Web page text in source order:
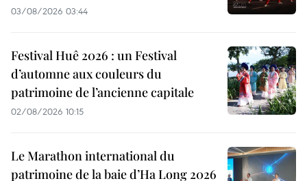
03/08/2026 03:44
Festival Huê 2026 : un Festival
d’automne aux couleurs du
patrimoine de l’ancienne capitale
02/08/2026 10:15
Le Marathon international du
patrimoine de la baie d’Ha Long 2026